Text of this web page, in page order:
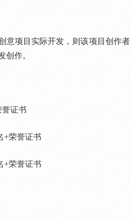
项目实际开发，则该项目创作
创作。
证书
荣誉证书
荣誉证书